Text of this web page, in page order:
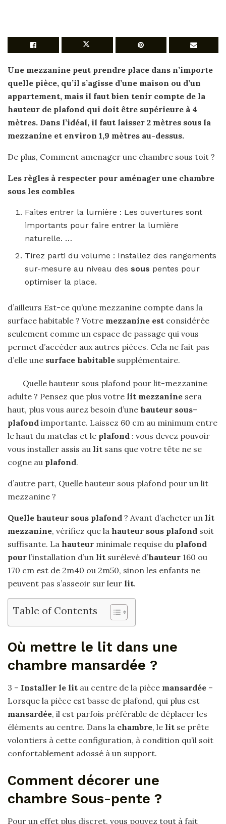
Une mezzanine peut prendre place dans n’importe
quelle pièce, qu’il s’agisse d’une maison ou d’un
appartement, mais il faut bien tenir compte de la
hauteur de plafond qui doit être supérieure à 4
mètres. Dans l’idéal, il faut laisser 2 mètres sous la
mezzanine et environ 1,9 mètres au-dessus.
De plus, Comment amenager une chambre sous toit ?
Les règles à respecter pour aménager une chambre
sous les combles
Faites entrer la lumière : Les ouvertures sont
importants pour faire entrer la lumière
naturelle. …
Tirez parti du volume : Installez des rangements
sur-mesure au niveau des sous pentes pour
optimiser la place.
d’ailleurs Est-ce qu’une mezzanine compte dans la
surface habitable ? Votre mezzanine est considérée
seulement comme un espace de passage qui vous
permet d’accéder aux autres pièces. Cela ne fait pas
d’elle une surface habitable supplémentaire.
Quelle hauteur sous plafond pour lit-mezzanine
adulte ? Pensez que plus votre lit mezzanine sera
haut, plus vous aurez besoin d’une hauteur sous–
plafond importante. Laissez 60 cm au minimum entre
le haut du matelas et le plafond : vous devez pouvoir
vous installer assis au lit sans que votre tête ne se
cogne au plafond.
d’autre part, Quelle hauteur sous plafond pour un lit
mezzanine ?
Quelle hauteur sous plafond ? Avant d’acheter un lit
mezzanine, vérifiez que la hauteur sous plafond soit
suffisante. La hauteur minimale requise du plafond
pour l’installation d’un lit surélevé d’hauteur 160 ou
170 cm est de 2m40 ou 2m50, sinon les enfants ne
peuvent pas s’asseoir sur leur lit.
Table of Contents
Où mettre le lit dans une
chambre mansardée ?
3 – Installer le lit au centre de la pièce mansardée –
Lorsque la pièce est basse de plafond, qui plus est
mansardée, il est parfois préférable de déplacer les
éléments au centre. Dans la chambre, le lit se prête
volontiers à cette configuration, à condition qu’il soit
confortablement adossé à un support.
Comment décorer une
chambre Sous-pente ?
Pour un effet plus discret, vous pouvez tout à fait